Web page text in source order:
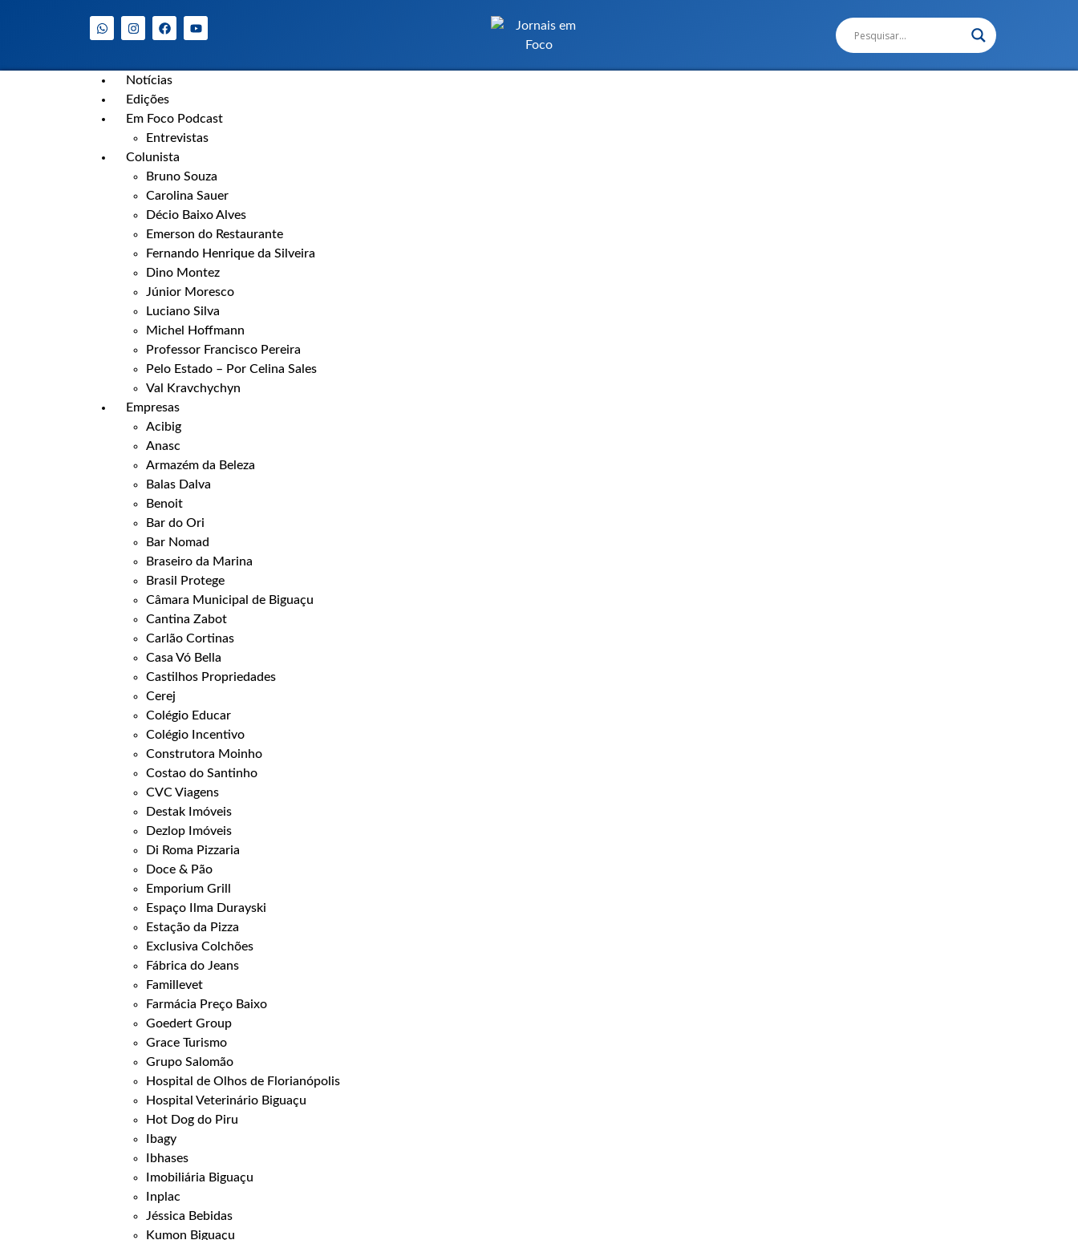
Notícias
Edições
Em Foco Podcast
Entrevistas
Colunista
Bruno Souza
Carolina Sauer
Décio Baixo Alves
Emerson do Restaurante
Fernando Henrique da Silveira
Dino Montez
Júnior Moresco
Luciano Silva
Michel Hoffmann
Professor Francisco Pereira
Pelo Estado – Por Celina Sales
Val Kravchychyn
Empresas
Acibig
Anasc
Armazém da Beleza
Balas Dalva
Benoit
Bar do Ori
Bar Nomad
Braseiro da Marina
Brasil Protege
Câmara Municipal de Biguaçu
Cantina Zabot
Carlão Cortinas
Casa Vó Bella
Castilhos Propriedades
Cerej
Colégio Educar
Colégio Incentivo
Construtora Moinho
Costao do Santinho
CVC Viagens
Destak Imóveis
Dezlop Imóveis
Di Roma Pizzaria
Doce & Pão
Emporium Grill
Espaço Ilma Durayski
Estação da Pizza
Exclusiva Colchões
Fábrica do Jeans
Famillevet
Farmácia Preço Baixo
Goedert Group
Grace Turismo
Grupo Salomão
Hospital de Olhos de Florianópolis
Hospital Veterinário Biguaçu
Hot Dog do Piru
Ibagy
Ibhases
Imobiliária Biguaçu
Inplac
Jéssica Bebidas
Kumon Biguaçu